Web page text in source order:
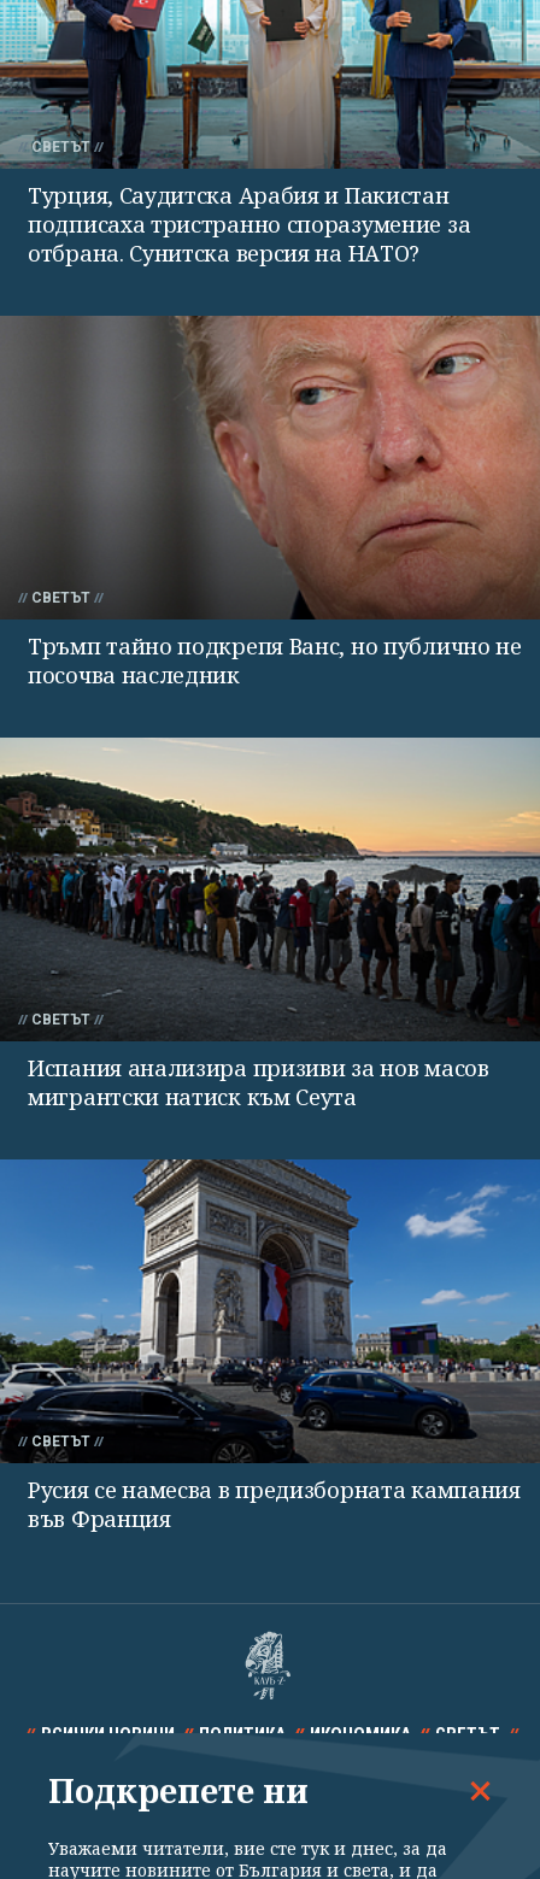
СВЕТЪТ
Турция, Саудитска Арабия и Пакистан
подписаха тристранно споразумение за
отбрана. Сунитска версия на НАТО?
СВЕТЪТ
Тръмп тайно подкрепя Ванс, но публично не
посочва наследник
СВЕТЪТ
Испания анализира призиви за нов масов
мигрантски натиск към Сеута
СВЕТЪТ
Русия се намесва в предизборната кампания
във Франция
ВСИЧКИ НОВИНИ ПОЛИТИКА ИКОНОМИКА СВЕТЪТ
СПОРТ КУЛТУРА ТЕХНОЛОГИИ КАЛЕЙДОСКОП
Подкрепете ни
Уважаеми читатели, вие сте тук и днес, за да
научите новините от България и света, и да